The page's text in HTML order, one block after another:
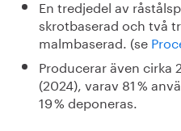
En tredjedel av
skrotbaserad och två
malmbaserad. (se
Producerar även cirka
(2024), varav 81 %
19 % deponeras.